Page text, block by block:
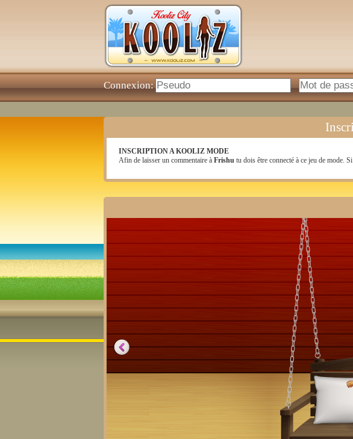
Connexion:
INSCRIPTION A KOOLIZ MODE
Afin de laisser un commentaire à Frishu tu dois être connecté à ce jeu de mode.